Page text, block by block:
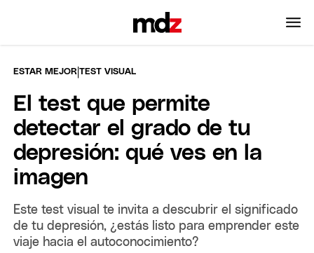
ESTAR MEJOR |TEST VISUAL
El test que permite
detectar el grado de tu
depresión: qué ves en la
imagen
Este test visual te invita a descubrir el significado
de tu depresión, ¿estás listo para emprender este
viaje hacia el autoconocimiento?